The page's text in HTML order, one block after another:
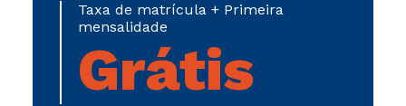
Taxa de matrícula + Primeira
mensalidade
Grátis